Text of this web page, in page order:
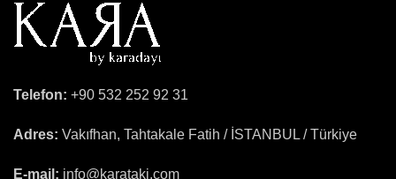
Telefon: +90 532 252 92 31
Adres: Vakıfhan, Tahtakale Fatih / İSTANBUL / Türkiye
E-mail: info@karataki.com